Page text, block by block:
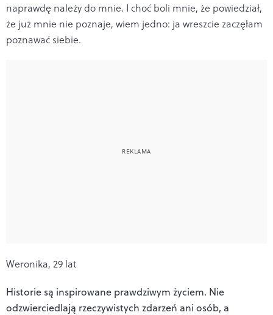
naprawdę należy do mnie. I choć boli mnie, że powiedział,
że już mnie nie poznaje, wiem jedno: ja wreszcie zaczęłam
poznawać siebie.
Weronika, 29 lat
Historie są inspirowane prawdziwym życiem. Nie
odzwierciedlają rzeczywistych zdarzeń ani osób, a